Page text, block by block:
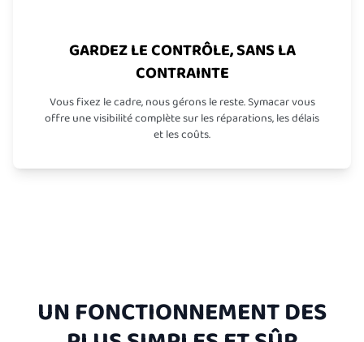
GARDEZ LE CONTRÔLE, SANS LA
CONTRAINTE
Vous fixez le cadre, nous gérons le reste. Symacar vous
offre une visibilité complète sur les réparations, les délais
et les coûts.
UN FONCTIONNEMENT DES